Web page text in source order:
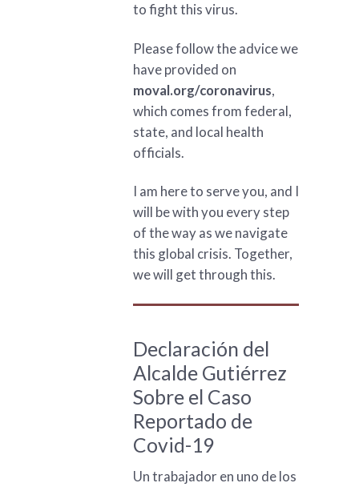
to fight this virus.
Please follow the advice we
have provided on
moval.org/coronavirus,
which comes from federal,
state, and local health
officials.
I am here to serve you, and I
will be with you every step
of the way as we navigate
this global crisis. Together,
we will get through this.
Declaración del
Alcalde Gutiérrez
Sobre el Caso
Reportado de
Covid-19
Un trabajador en uno de los